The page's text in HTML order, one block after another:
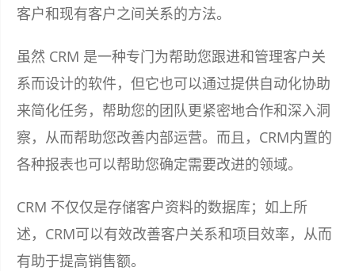
客户和现有客户之间关系的方法。
虽然 CRM 是一种专门为帮助您跟进和管理客户关
系而设计的软件，但它也可以通过提供自动化协助
来简化任务，帮助您的团队更紧密地合作和深入洞
察，从而帮助您改善内部运营。而且，CRM内置的
各种报表也可以帮助您确定需要改进的领域。
CRM 不仅仅是存储客户资料的数据库；如上所
述，CRM可以有效改善客户关系和项目效率，从而
有助于提高销售额。